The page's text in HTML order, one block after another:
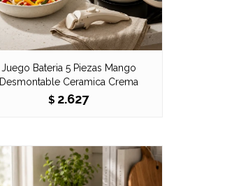
Juego Bateria 5 Piezas Mango
Desmontable Ceramica Crema
$ 2.627